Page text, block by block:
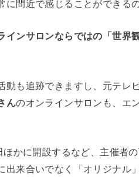
間近で感じることができるの
インサロンならではの「世界
動も追跡できますし、元テレ
んのオンラインサロンも、エ
ほかに開設するなど、主催者
出来合いでなく「オリジナル